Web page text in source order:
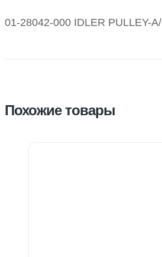
01-28042-000 IDLER PULLEY-
Похожие товары